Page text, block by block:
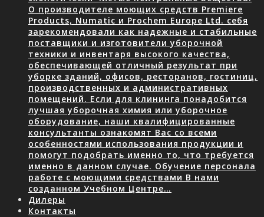
О производителе моющих средств Premiere
Products, Numatic и Prochem Europe Ltd. себя
зарекомендовали как надежные и стабильные
поставщики и изготовители уборочной
техники и инвентаря высокого качества,
обеспечивающей отличный результат при
уборке зданий, офисов, ресторанов, гостиниц,
производственных и административных
помещений. Если для клининга понадобится
лучшая уборочная химия или уборочное
оборудование, наши квалифицированные
консультанты ознакомят Вас со всеми
особенностями использования продукции и
помогут подобрать именно то, что требуется
именно в данном случае. Обучение персонала
работе с моющими средствами В нами
созданном Учебном Центре…
Дилеры
Контакты